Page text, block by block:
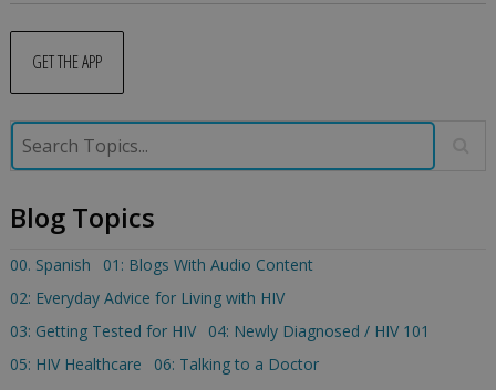
GET THE APP
Blog Topics
00. Spanish
01: Blogs With Audio Content
02: Everyday Advice for Living with HIV
03: Getting Tested for HIV
04: Newly Diagnosed / HIV 101
05: HIV Healthcare
06: Talking to a Doctor